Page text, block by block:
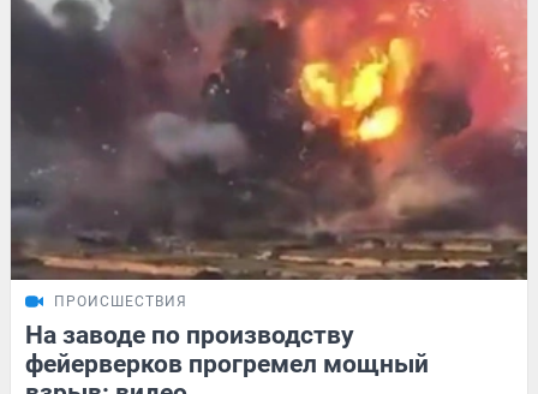
ПРОИСШЕСТВИЯ
На заводе по производству
фейерверков прогремел мощный